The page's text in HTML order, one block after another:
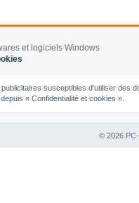
et logiciels Windows
susceptibles d'utiliser
« Confidentialité et cookies ».
© 2026